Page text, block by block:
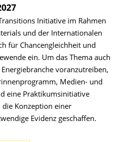
Initiative im Rahmen
und der Internationalen
für Chancengleichheit und
ein. Um das Thema auch
voranzutreiben,
Medien- und
eine Praktikumsinitiative
Konzeption einer
Evidenz geschaffen.